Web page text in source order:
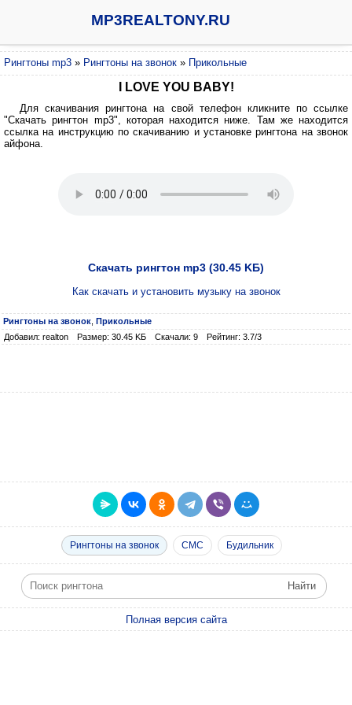
MP3REALTONY.RU
Рингтоны mp3 » Рингтоны на звонок » Прикольные
I LOVE YOU BABY!
Для скачивания рингтона на свой телефон кликните по ссылке
"Скачать рингтон mp3", которая находится ниже. Там же находится
ссылка на инструкцию по скачиванию и установке рингтона на звонок
айфона.
Скачать рингтон mp3 (30.45 KБ)
Как скачать и установить музыку на звонок
Рингтоны на звонок Прикольные
Добавил: realton
Размер: 30.45 KБ Скачали: 9 Рейтинг: 3.7/3
Рингтоны на звонок СМС Будильник
Полная версия сайта